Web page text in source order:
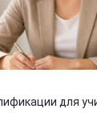
для